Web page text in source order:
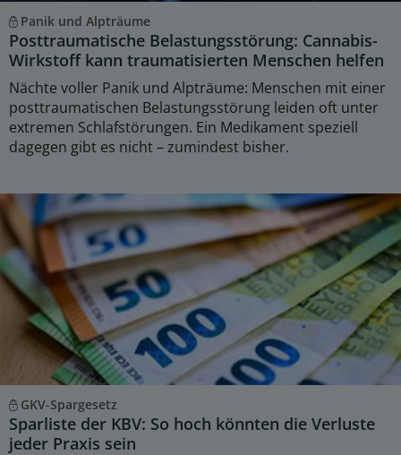
Panik und Alpträume
Posttraumatische Belastungsstörung: Cannabis-
Wirkstoff kann traumatisierten Menschen helfen
Nächte voller Panik und Alpträume: Menschen mit einer
posttraumatischen Belastungsstörung leiden oft unter
extremen Schlafstörungen. Ein Medikament speziell
dagegen gibt es nicht – zumindest bisher.
GKV-Spargesetz
Sparliste der KBV: So hoch könnten die Verluste
jeder Praxis sein